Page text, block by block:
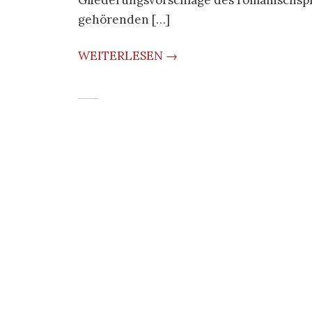
gehörenden […]
WEITERLESEN →